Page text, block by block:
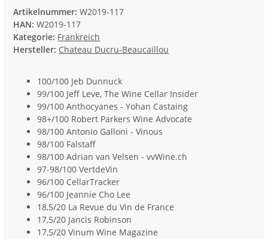
Artikelnummer:W2019-117
HAN: W2019-117
Kategorie: Frankreich
Hersteller: Chateau Ducru-Beaucaillou
100/100 Jeb Dunnuck
99/100 Jeff Leve, The Wine Cellar Insider
99/100 Anthocyanes - Yohan Castaing
98+/100 Robert Parkers Wine Advocate
98/100 Antonio Galloni - Vinous
98/100 Falstaff
98/100 Adrian van Velsen - vvWine.ch
97-98/100 VertdeVin
96/100 CellarTracker
96/100 Jeannie Cho Lee
18,5/20 La Revue du Vin de France
17,5/20 Jancis Robinson
17,5/20 Vinum Wine Magazine